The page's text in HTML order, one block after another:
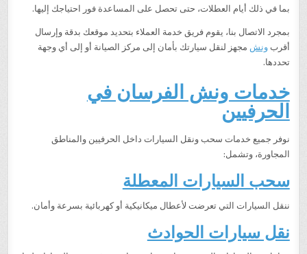
بما في ذلك أيام العطلات، حتى تحصل على المساعدة فور احتياجك إليها.
بمجرد الاتصال بنا، يقوم فريق خدمة العملاء بتحديد موقعك بدقة وإرسال
أقربونش مجهز لنقل سيارتك بأمان إلى مركز الصيانة أو إلى أي وجهة
تحددها.
خدمات ونش الفرسان في
الحرفيين
نوفر جميع خدمات سحب ونقل السيارات داخل الحرفيين والمناطق
المجاورة، وتشمل:
سحب السيارات المعطلة
ننقل السيارات التي تعرضت لأعطال ميكانيكية أو كهربائية بسرعة وأمان.
نقل سيارات الحوادث